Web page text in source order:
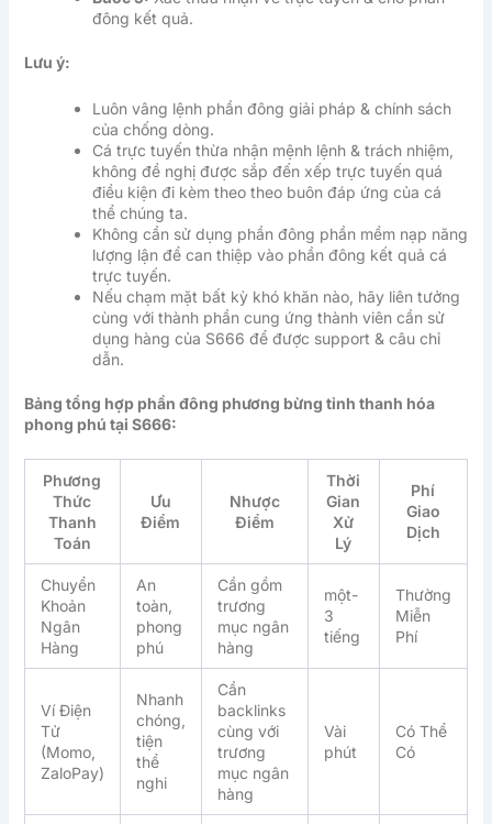
đông kết quả.
Lưu ý:
Luôn vâng lệnh phần đông giải pháp & chính sách
của chống dòng.
Cá trực tuyến thừa nhận mệnh lệnh & trách nhiệm,
không đề nghị được sắp đến xếp trực tuyến quá
điều kiện đi kèm theo theo buôn đáp ứng của cá
thể chúng ta.
Không cần sử dụng phần đông phần mềm nạp năng
lượng lận để can thiệp vào phần đông kết quả cá
trực tuyến.
Nếu chạm mặt bất kỳ khó khăn nào, hãy liên tưởng
cùng với thành phần cung ứng thành viên cần sử
dụng hàng của S666 để được support & câu chỉ
dẫn.
Bảng tổng hợp phần đông phương bừng tỉnh thanh hóa
phong phú tại S666:
Phương
Thức
Thanh
Toán
Ưu
Điểm
Nhược
Điểm
Thời
Gian
Xử
Lý
Phí
Giao
Dịch
Chuyển
Khoản
Ngân
Hàng
An
toàn,
phong
phú
Cần gồm
trương
mục ngân
hàng
một-
3
tiếng
Thường
Miễn
Phí
Ví Điện
Tử
(Momo,
ZaloPay)
Nhanh
chóng,
tiện
thể
nghi
Cần
backlinks
cùng với
trương
mục ngân
hàng
Vài
phút
Có Thể
Có